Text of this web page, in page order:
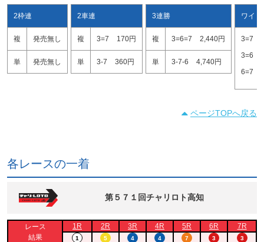
2枠連
複 発売無し
単 発売無し
2車連
複 3=7 170円
単 3-7 360円
3連勝
複 3=6=7 2,440円
単 3-7-6 4,740円
ワイド
3=7
3=6
6=7
ページTOPへ戻る
各レースの一着
第５７１回チャリロト高知
レース
結果
1R 2R 3R 4R 5R 6R 7R
1 5 4 4 7 3 3